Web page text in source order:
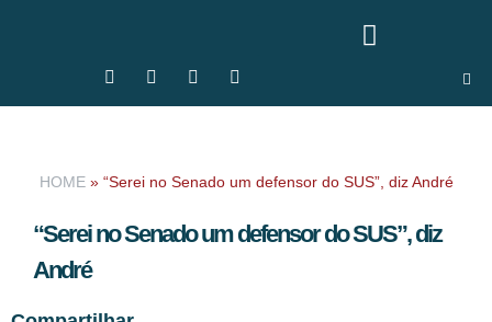
HOME » “Serei no Senado um defensor do SUS”, diz André
“Serei no Senado um defensor do SUS”, diz
André